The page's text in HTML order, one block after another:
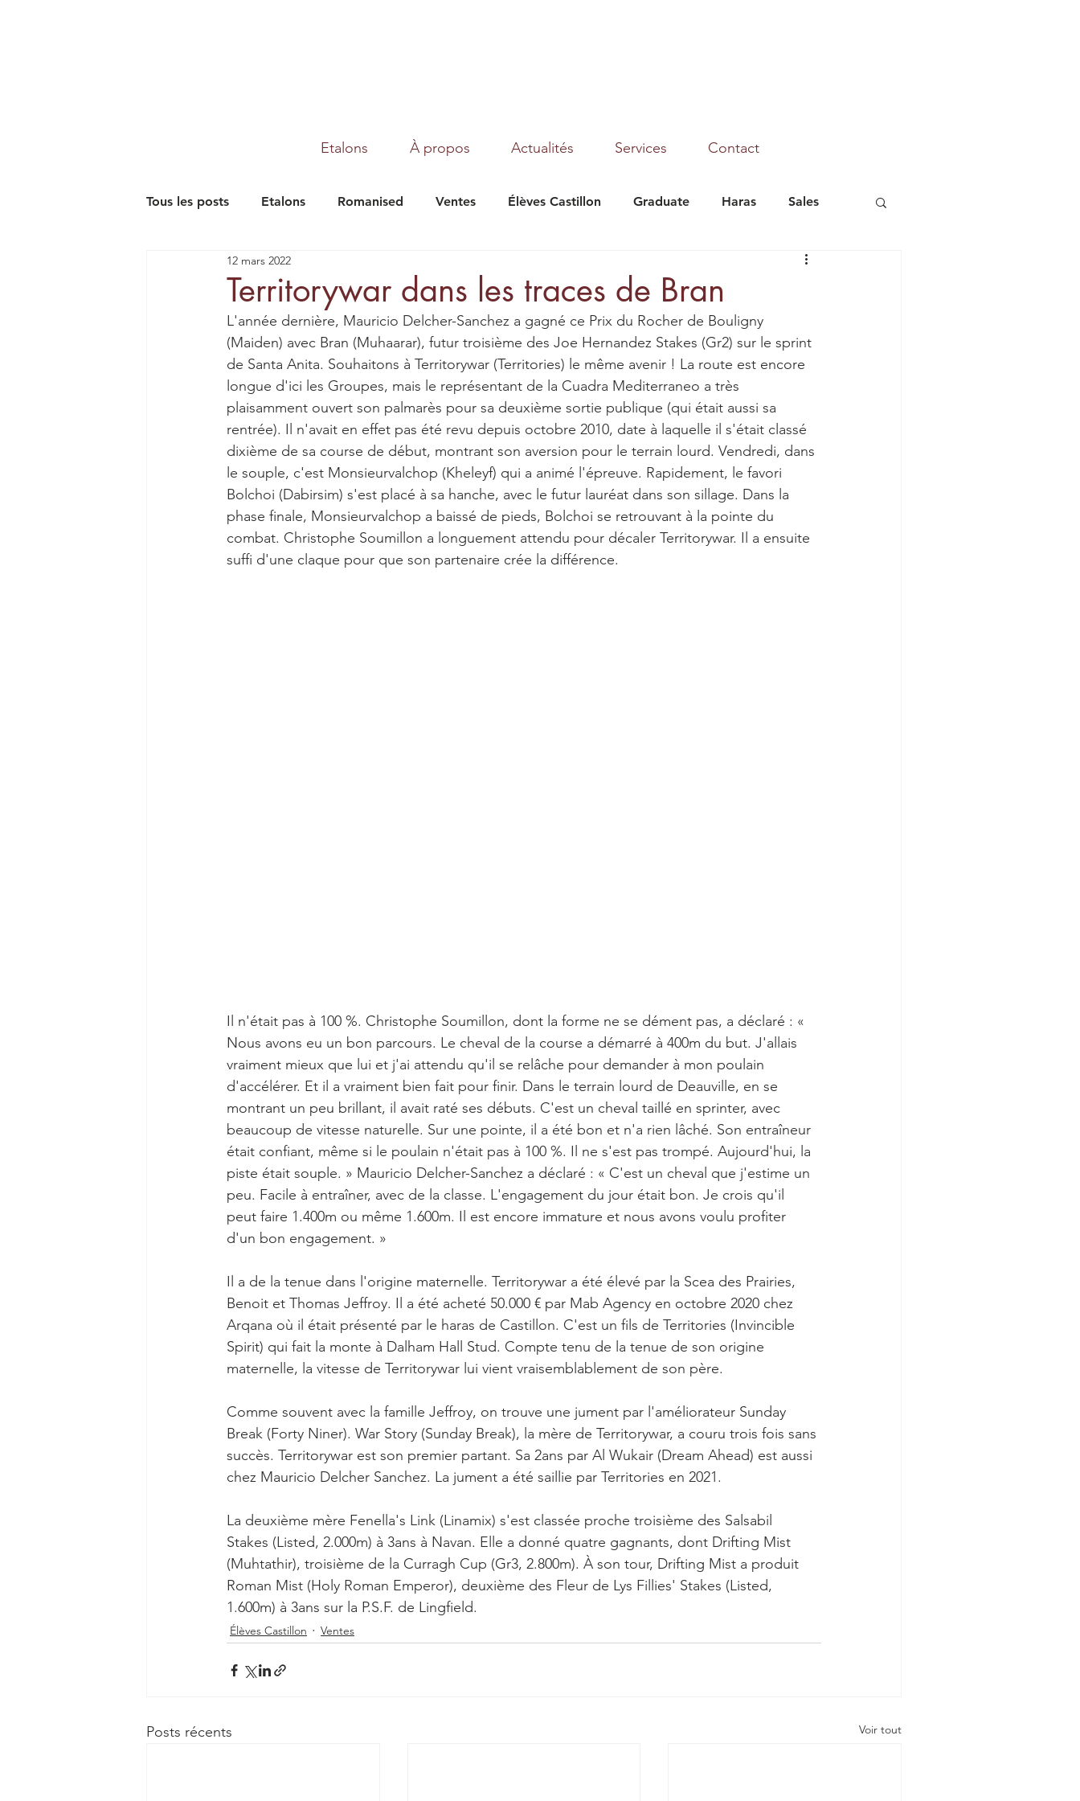
Etalons À propos Actualités Services Contact
Tous les posts Etalons Romanised Ventes Élèves Castillon Graduate Haras Sales
Partenaires Farm Marhaba Ya Sanafi
Territorywar dans les traces de Bran
12 mars 2022
L'année dernière, Mauricio Delcher-Sanchez a gagné ce Prix du Rocher de Bouligny
(Maiden) avec Bran (Muhaarar), futur troisième des Joe Hernandez Stakes (Gr2) sur le sprint
de Santa Anita. Souhaitons à Territorywar (Territories) le même avenir ! La route est encore
longue d'ici les Groupes, mais le représentant de la Cuadra Mediterraneo a très
plaisamment ouvert son palmarès pour sa deuxième sortie publique (qui était aussi sa
rentrée). Il n'avait en effet pas été revu depuis octobre 2010, date à laquelle il s'était classé
dixième de sa course de début, montrant son aversion pour le terrain lourd. Vendredi, dans
le souple, c'est Monsieurvalchop (Kheleyf) qui a animé l'épreuve. Rapidement, le favori
Bolchoi (Dabirsim) s'est placé à sa hanche, avec le futur lauréat dans son sillage. Dans la
phase finale, Monsieurvalchop a baissé de pieds, Bolchoi se retrouvant à la pointe du
combat. Christophe Soumillon a longuement attendu pour décaler Territorywar. Il a ensuite
suffi d'une claque pour que son partenaire crée la différence.
Il n'était pas à 100 %. Christophe Soumillon, dont la forme ne se dément pas, a déclaré : «
Nous avons eu un bon parcours. Le cheval de la course a démarré à 400m du but. J'allais
vraiment mieux que lui et j'ai attendu qu'il se relâche pour demander à mon poulain
d'accélérer. Et il a vraiment bien fait pour finir. Dans le terrain lourd de Deauville, en se
montrant un peu brillant, il avait raté ses débuts. C'est un cheval taillé en sprinter, avec
beaucoup de vitesse naturelle. Sur une pointe, il a été bon et n'a rien lâché. Son entraîneur
était confiant, même si le poulain n'était pas à 100 %. Il ne s'est pas trompé. Aujourd'hui, la
piste était souple. » Mauricio Delcher-Sanchez a déclaré : « C'est un cheval que j'estime un
peu. Facile à entraîner, avec de la classe. L'engagement du jour était bon. Je crois qu'il
peut faire 1.400m ou même 1.600m. Il est encore immature et nous avons voulu profiter
d'un bon engagement. »
Il a de la tenue dans l'origine maternelle. Territorywar a été élevé par la Scea des Prairies,
Benoit et Thomas Jeffroy. Il a été acheté 50.000 € par Mab Agency en octobre 2020 chez
Arqana où il était présenté par le haras de Castillon. C'est un fils de Territories (Invincible
Spirit) qui fait la monte à Dalham Hall Stud. Compte tenu de la tenue de son origine
maternelle, la vitesse de Territorywar lui vient vraisemblablement de son père.
Comme souvent avec la famille Jeffroy, on trouve une jument par l'améliorateur Sunday
Break (Forty Niner). War Story (Sunday Break), la mère de Territorywar, a couru trois fois sans
succès. Territorywar est son premier partant. Sa 2ans par Al Wukair (Dream Ahead) est aussi
chez Mauricio Delcher Sanchez. La jument a été saillie par Territories en 2021.
La deuxième mère Fenella's Link (Linamix) s'est classée proche troisième des Salsabil
Stakes (Listed, 2.000m) à 3ans à Navan. Elle a donné quatre gagnants, dont Drifting Mist
(Muhtathir), troisième de la Curragh Cup (Gr3, 2.800m). À son tour, Drifting Mist a produit
Roman Mist (Holy Roman Emperor), deuxième des Fleur de Lys Fillies' Stakes (Listed,
1.600m) à 3ans sur la P.S.F. de Lingfield.
Élèves Castillon Ventes
Posts récents Voir tout